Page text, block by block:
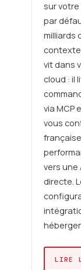
sur
par
milliards
vit dans
cloud : il
via MCP
vous
vers une
directe.
LIRE